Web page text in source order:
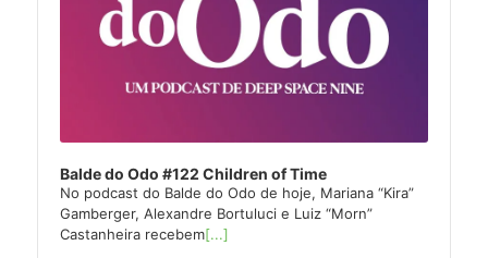
Balde do Odo #122 Children of Time
No podcast do Balde do Odo de hoje, Mariana “Kira”
Gamberger, Alexandre Bortuluci e Luiz “Morn”
Castanheira recebem[...]